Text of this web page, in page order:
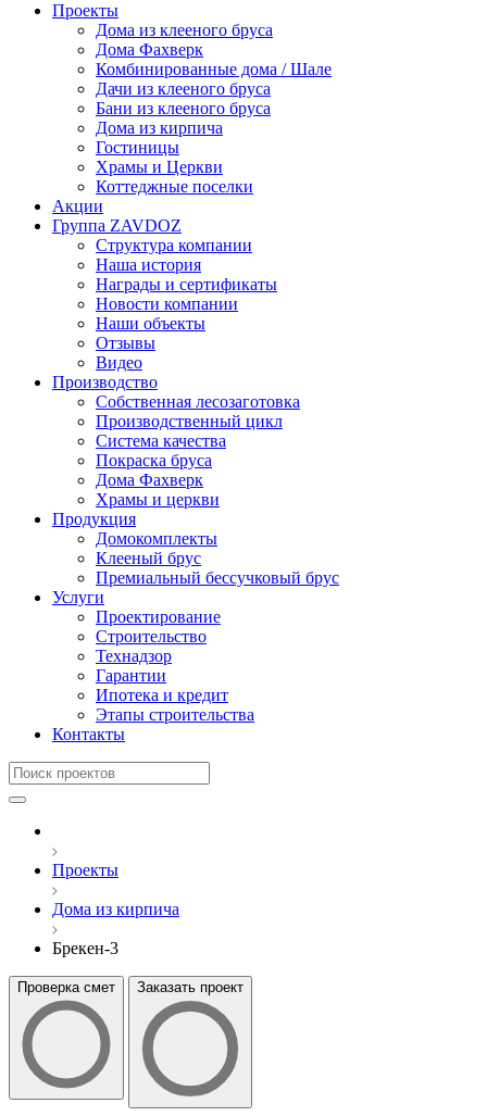
Проекты
Дома из клееного бруса
Дома Фахверк
Комбинированные дома / Шале
Дачи из клееного бруса
Бани из клееного бруса
Дома из кирпича
Гостиницы
Храмы и Церкви
Коттеджные поселки
Акции
Группа ZAVDOZ
Структура компании
Наша история
Награды и сертификаты
Новости компании
Наши объекты
Отзывы
Видео
Производство
Собственная лесозаготовка
Производственный цикл
Система качества
Покраска бруса
Дома Фахверк
Храмы и церкви
Продукция
Домокомплекты
Клееный брус
Премиальный бессучковый брус
Услуги
Проектирование
Строительство
Технадзор
Гарантии
Ипотека и кредит
Этапы строительства
Контакты
Проекты
Дома из кирпича
Брекен-3
Проверка смет Заказать проект